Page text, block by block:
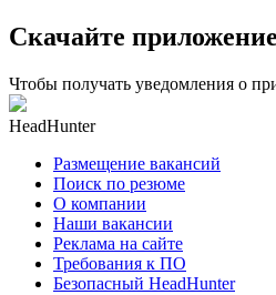
Скачайте приложение
Чтобы получать уведомления о
HeadHunter
Размещение вакансий
Поиск по резюме
О компании
Наши вакансии
Реклама на сайте
Требования к ПО
Безопасный HeadHunter